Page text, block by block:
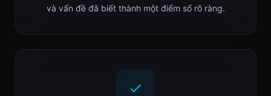
và vấn đề đã biết thành một điểm số rõ ràng.